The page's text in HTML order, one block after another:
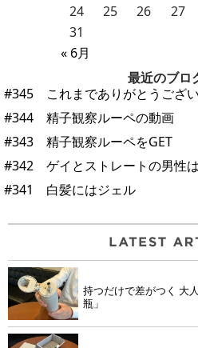
« 6月
24
25 26 27
31
最近のブロ
#345 これまでありがとうござ
#344 精子観察ルーペの動画
#343 精子観察ルーペをGET
#342 ゲイとストレートの男性
#341 白髪にはジェル
持つだけで差がつく 大
瓶」